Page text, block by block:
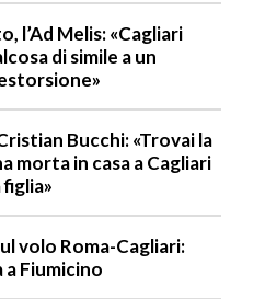
l’Ad Melis: «Cagliari
di simile a un
Bucchi: «Trovai la
morta in casa a Cagliari
volo Roma-Cagliari:
a Fiumicino